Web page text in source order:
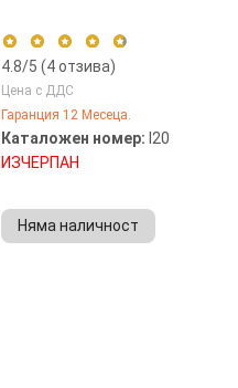
4.8/5 (4отзива)
5 stars
4 stars
2 stars
1 star
Цена с ДДС
Гаранция 12 Месеца.
Каталожен номер: I20
ИЗЧЕРПАН
Няма наличност